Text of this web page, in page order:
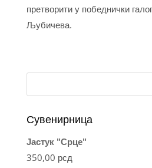
претворити у победнички
Љубичева.
Сувенирница
Јастук "Срце"
350,00 рсд